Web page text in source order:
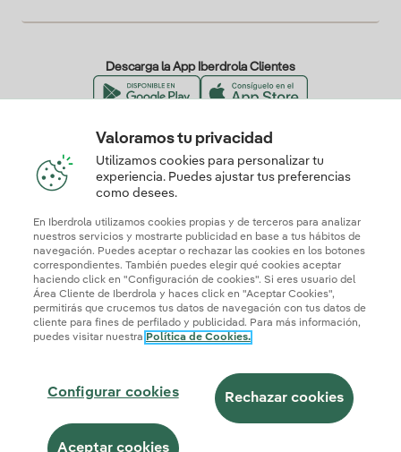
Descarga la App Iberdrola Clientes
Nuestros certificados de confianza
Mapa webInformación legal y Política de cookies
Seguridad de la informaciónAccesibilidad
¿Cómo ser colaborador?
Transparencia IAIberdrola.com
© 2026 Iberdrola Clientes S.A.U.
Valoramos tu privacidad
Utilizamos cookies para personalizar tu
experiencia. Puedes ajustar tus preferencias
como desees.
En Iberdrola utilizamos cookies propias y de terceros para analizar
nuestros servicios y mostrarte publicidad en base a tus hábitos de
navegación. Puedes aceptar o rechazar las cookies en los botones
correspondientes. También puedes elegir qué cookies aceptar
haciendo click en "Configuración de cookies". Si eres usuario del
Área Cliente de Iberdrola y haces click en "Aceptar Cookies",
permitirás que crucemos tus datos de navegación con tus datos de
cliente para fines de perfilado y publicidad. Para más información,
puedes visitar nuestra Política de Cookies.
Configurar cookies Rechazar cookies
Aceptar cookies